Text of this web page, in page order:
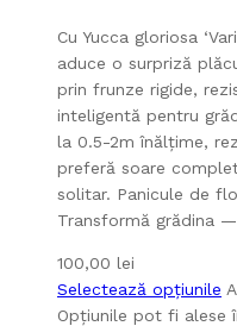
Cu Yucca gloriosa
aduce o surpriză
prin frunze rigide,
inteligentă pentru
la 0.5-2m înălțime,
preferă soare
solitar. Panicule de
Transformă grădina
100,00 lei
Selectează opțiunile
Opțiunile pot fi alese